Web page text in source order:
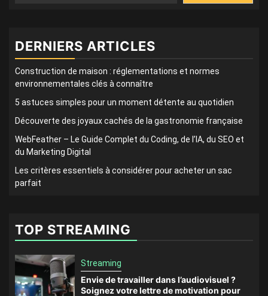
DERNIERS ARTICLES
Construction de maison : réglementations et normes
environnementales clés à connaître
5 astuces simples pour un moment détente au quotidien
Découverte des joyaux cachés de la gastronomie française
WebFeather – Le Guide Complet du Coding, de l’IA, du SEO et
du Marketing Digital
Les critères essentiels à considérer pour acheter un sac
parfait
TOP STREAMING
Streaming
Envie de travailler dans l’audiovisuel ?
Soignez votre lettre de motivation pour